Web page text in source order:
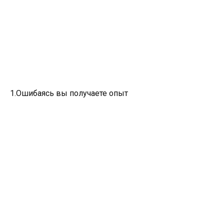
1.Ошибаясь вы получаете опыт